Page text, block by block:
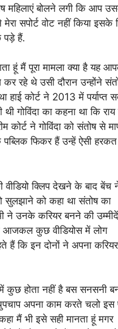
महिलाएं बोलने लगी कि आप
सपोर्ट वोट नहीं किया इसके
पड़े हैं.
हूं मैं पूरा मामला क्या है यह
रहे थे उसी दौरान उन्होंने
हाई कोर्ट ने 2013 में पर्याप्त
गोविंदा का कहना था कि
कोर्ट ने गोविंदा को संतोष से
पब्लिक फिकर हैं उन्हें ऐसी हरकत
क्लिप देखने के बाद बेंच
सुलझाने को कहा था संतोष का
ने उनके करियर बनने की उम्मीदें
आजकल कुछ वीडियोस में लोग
हैं कि इन दोनों ने अपना करियर
कुछ होता नहीं है बस सनसनी
अपना काम करते चलो इस
मैं भी इसे सही मानता हूं मगर